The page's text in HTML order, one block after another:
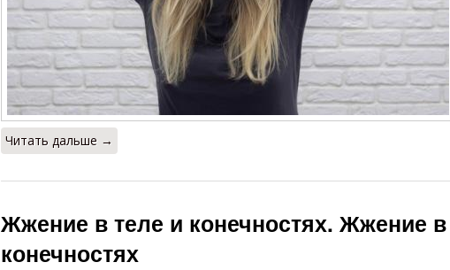
Читать дальше →
Жжение в теле и конечностях. Жжение
конечностях